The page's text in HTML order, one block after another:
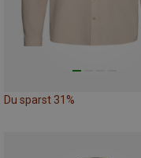
Du sparst 31%